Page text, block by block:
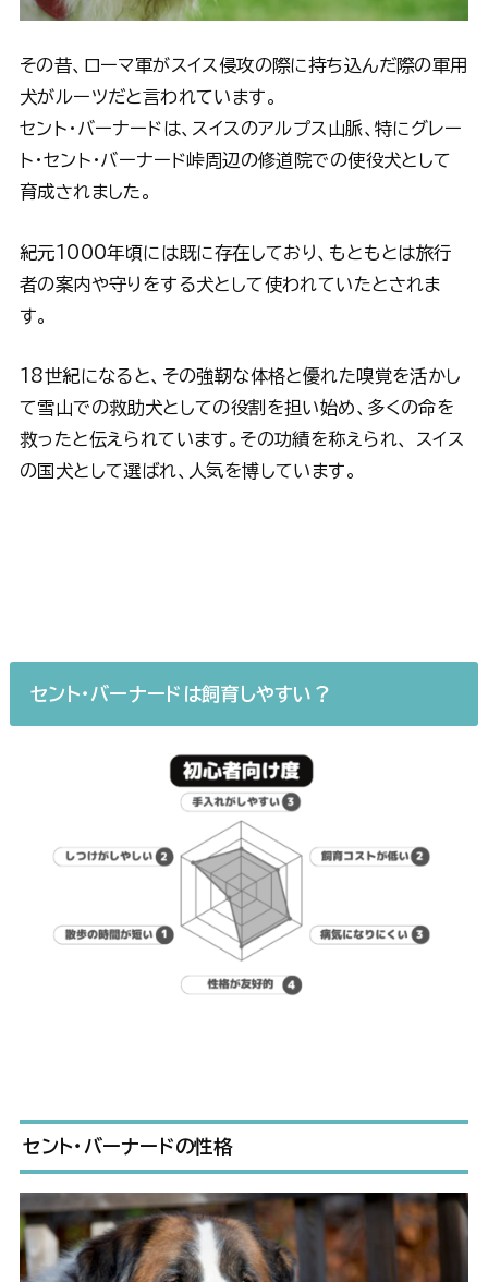
その昔、ローマ軍がスイス侵攻の際に持ち込んだ際の軍用
犬がルーツだと言われています。
セント・バーナードは、スイスのアルプス山脈、特にグレー
ト・セント・バーナード峠周辺の修道院での使役犬として
育成されました。
紀元1000年頃には既に存在しており、もともとは旅行
者の案内や守りをする犬として使われていたとされま
す。
18世紀になると、その強靭な体格と優れた嗅覚を活かし
て雪山での救助犬としての役割を担い始め、多くの命を
救ったと伝えられています。その功績を称えられ、 スイス
の国犬として選ばれ、人気を博しています。
セント・バーナード は飼育しやすい？
セント・バーナードの性格